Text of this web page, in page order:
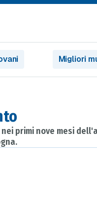
Migliori
primi nove mesi